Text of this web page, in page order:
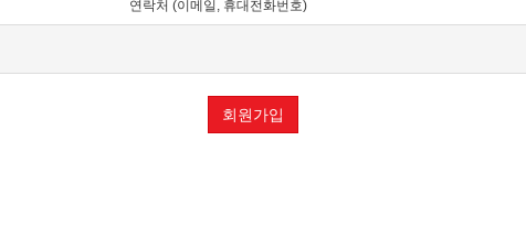
연락처 (이메일, 휴대전화번호)
회원가입